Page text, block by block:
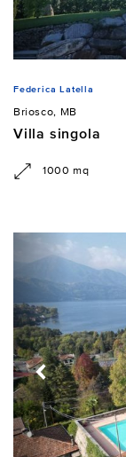
Federica Latella
Briosco, MB
Villa singola
1000 mq